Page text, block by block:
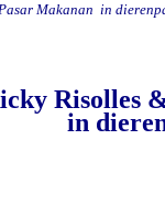
Makanan in
Risolles
in